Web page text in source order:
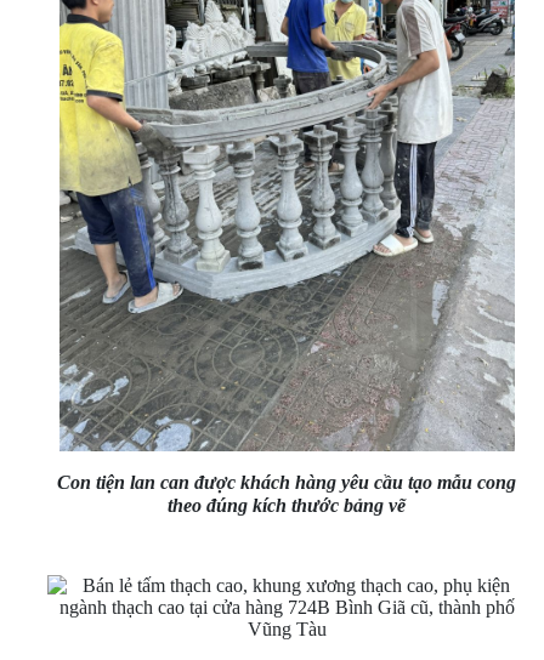
Con tiện lan can được khách hàng yêu cầu tạo mẫu cong
theo đúng kích thước bảng vẽ